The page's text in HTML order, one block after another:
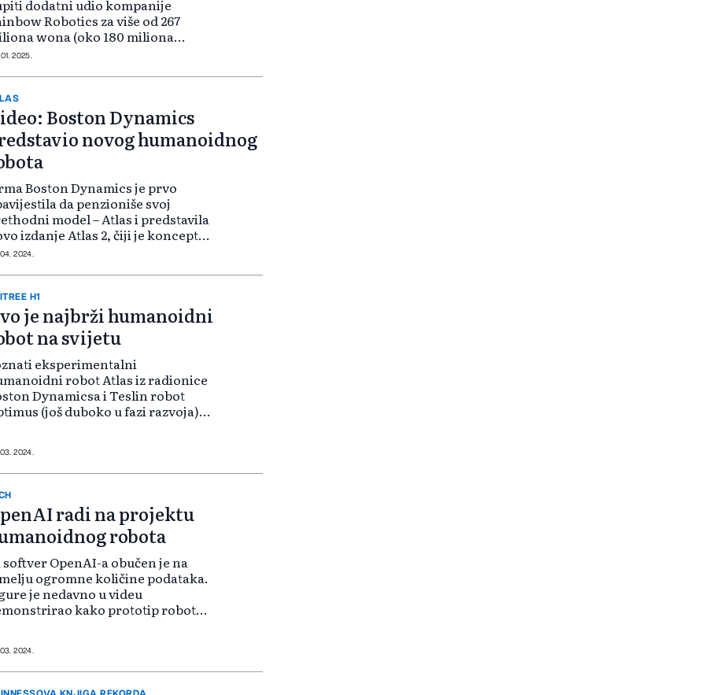
dodatni udio kompanije
Robotics za više od 267
wona (oko 180 miliona
i tako postati najveći
u nizu koraka tech
kojim...
2025.
Boston Dynamics
novog humanoidnog
Boston Dynamics je prvo
da penzioniše svoj
model – Atlas i predstavila
izdanje Atlas 2, čiji je koncept
drugačiji i napredniji od
humanoidni
2024.
H1
je najbrži humanoidni
na svijetu
eksperimentalni
robot Atlas iz radionice
Dynamicsa i Teslin robot
(još duboko u fazi razvoja),
je H1, a dolazi iz kineske
Un...
2024.
radi na projektu
robota
softver OpenAI-a obučen je na
ogromne količine podataka.
je nedavno u videu
kako prototip robota
fine pokrete uzimanja
i njezina...
2024.